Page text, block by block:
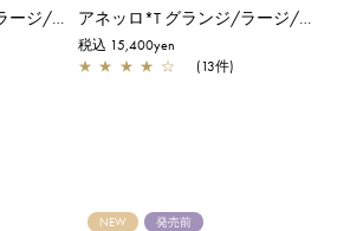
アネッロ*T グランジ/ラージ/シルバー アネッロ*T グランジ/ラージ/ブラック
税込 15,400yen
★ ★ ★ ★ ☆ (13件)
NEW 発売前